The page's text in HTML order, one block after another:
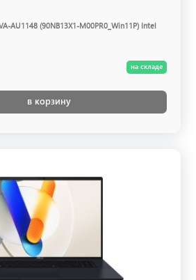
AU1148 (90NB13X1-M00PR0_Win11P) Intel
на складе
в корзину